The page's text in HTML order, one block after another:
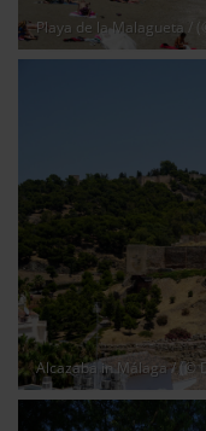
Playa de la Malagueta /
Alcazaba in Málaga/ (©